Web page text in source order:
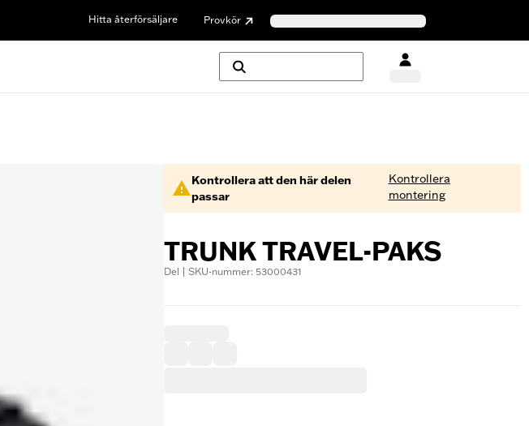
Hitta återförsäljare Provkör
Kontrollera att den här delen
passar
Kontrollera
montering
TRUNK TRAVEL-PAKS
Del | SKU-nummer: 53000431